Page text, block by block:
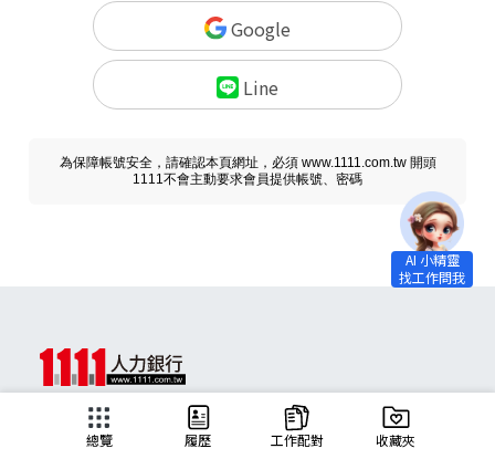
Google
Line
為保障帳號安全，請確認本頁網址，必須 www.1111.com.tw 開頭
1111不會主動要求會員提供帳號、密碼
總覽 履歷 工作配對 收藏夾